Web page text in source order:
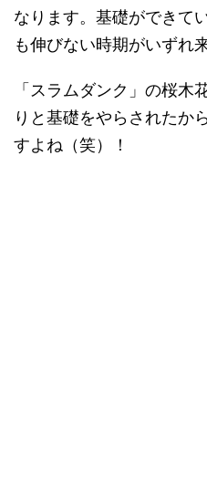
なります。基礎ができて
も伸びない時期がいずれ
「スラムダンク」の桜木
りと基礎をやらされたか
すよね（笑）！